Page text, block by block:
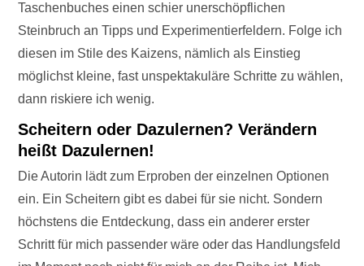
Taschenbuches einen schier unerschöpflichen
Steinbruch an Tipps und Experimentierfeldern. Folge ich
diesen im Stile des Kaizens, nämlich als Einstieg
möglichst kleine, fast unspektakuläre Schritte zu wählen,
dann riskiere ich wenig.
Scheitern oder Dazulernen? Verändern
heißt Dazulernen!
Die Autorin lädt zum Erproben der einzelnen Optionen
ein. Ein Scheitern gibt es dabei für sie nicht. Sondern
höchstens die Entdeckung, dass ein anderer erster
Schritt für mich passender wäre oder das Handlungsfeld